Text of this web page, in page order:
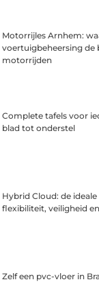
Motorrijles Arnhem:
voertuigbeheersing de
motorrijden
Complete tafels voor
blad tot onderstel
Hybrid Cloud: de
flexibiliteit, veiligheid
Zelf een pvc-vloer in